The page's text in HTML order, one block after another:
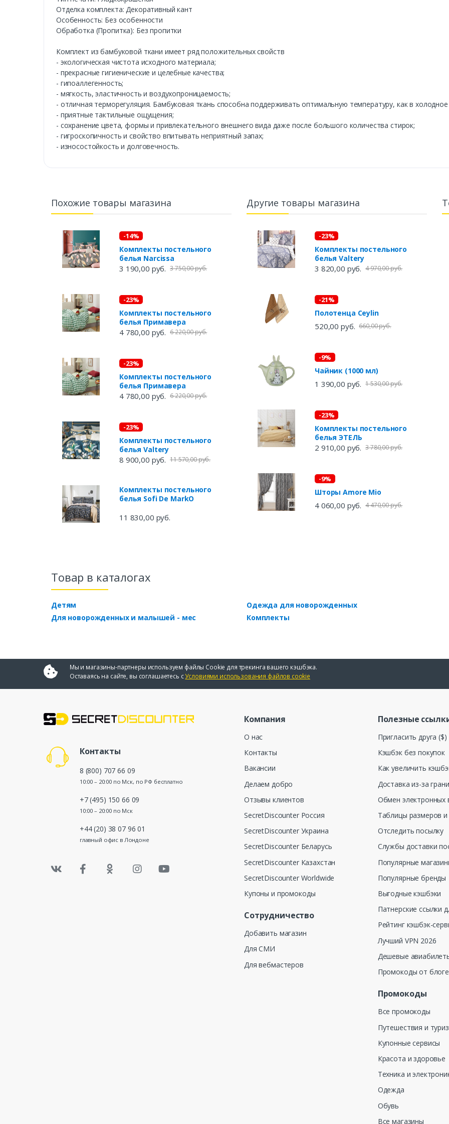
Отделка комплекта: Декоративный кант
Особенность: Без особенности
Обработка (Пропитка): Без пропитки
Комплект из бамбуковой ткани имеет ряд положительных свойств
- экологическая чистота исходного материала;
- прекрасные гигиенические и целебные качества;
- гипоаллегенность;
- мягкость, эластичность и воздухопроницаемость;
- отличная терморегуляция. Бамбуковая ткань способна поддерживать оптимальную температуру, как в
- приятные тактильные ощущения;
- сохранение цвета, формы и привлекательного внешнего вида даже после большого количества стирок;
- гигроскопичность и свойство впитывать неприятный запах;
- износостойкость и долговечность.
Похожие товары магазина
-14%
Комплекты постельного
белья Narcissa
3 190,00 руб. 3 750,00 руб.
-23%
Комплекты постельного
белья Примавера
4 780,00 руб. 6 220,00 руб.
-23%
Комплекты постельного
белья Примавера
4 780,00 руб. 6 220,00 руб.
-23%
Комплекты постельного
белья Valtery
8 900,00 руб. 11 570,00 руб.
Комплекты постельного
белья Sofi De MarkO
11 830,00 руб.
Другие товары магазина
-23%
Комплекты постельного
белья Valtery
3 820,00 руб. 4 970,00 руб.
-21%
Полотенца Ceylin
520,00 руб. 660,00 руб.
-9%
Чайник (1000 мл)
1 390,00 руб. 1 530,00 руб.
-23%
Комплекты постельного
белья ЭТЕЛЬ
2 910,00 руб. 3 780,00 руб.
-9%
Шторы Amore Mio
4 060,00 руб. 4 470,00 руб.
Товар в каталогах
Детям
Для новорожденных и малышей - мес
Одежда для новорожденных
Комплекты
Мы и магазины-партнеры используем файлы Cookie для трекинга вашего кэшбэка.
Оставаясь на сайте, вы соглашаетесь сУсловиями использования файлов cookie
Контакты
8 (800) 707 66 09
10:00 – 20:00 по Мск, по РФ бесплатно
+7 (495) 150 66 09
10:00 – 20:00 по Мск
+44 (20) 38 07 96 01
главный офис в Лондоне
Компания
О нас
Контакты
Вакансии
Делаем добро
Отзывы клиентов
SecretDiscounter Россия
SecretDiscounter Украина
SecretDiscounter Беларусь
SecretDiscounter Казахстан
SecretDiscounter Worldwide
Купоны и промокоды
Сотрудничество
Добавить магазин
Для СМИ
Для вебмастеров
Полезные
Пригласить друга ($)
Кэшбэк без покупок
Как увеличить
Доставка из-за
Обмен электронных
Таблицы размеров и
Отследить посылку
Службы доставки
Популярные
Популярные бренды
Выгодные кэшбэки
Патнерские ссылки
Рейтинг кэшбэк-
Лучший VPN 2026
Дешевые
Промокоды от
Промокоды
Все промокоды
Путешествия и
Купонные сервисы
Красота и здоровье
Техника и
Одежда
Обувь
Все магазины